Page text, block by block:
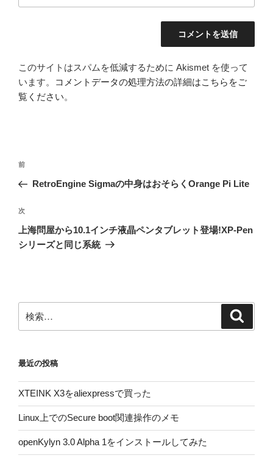
このサイトはスパムを低減するために Akismet を使って
います。
コメントデータの処理方法の詳細はこちらをご
覧ください。
投
ナ
ビ
ゲ
ー
前
の
稿
前
RetroEngine Sigmaの中身はおそらくOrange Pi Lite
次
の
投
次
上海問屋から10.1インチ液晶ペンタブレット登場!XP-Pen
シリーズと同じ系統
索:
最近の投稿
XTEINK X3をaliexpressで買った
Linux上でのSecure boot関連操作のメモ
openKylyn 3.0 Alpha 1をインストールしてみた